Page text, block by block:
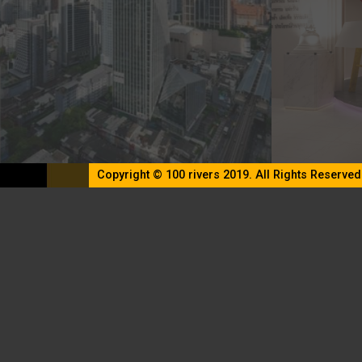
Copyright © 100 rivers 2019. All Rights